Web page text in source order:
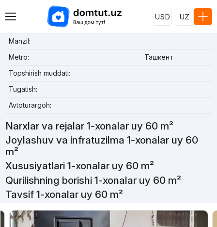
USD UZ
Manzil:
Metro:
Ташкент
Topshirish muddati:
Tugatish:
Avtoturargoh:
Narxlar va rejalar 1-xonalar uy 60 m²
Joylashuv va infratuzilma 1-xonalar uy 60
m²
Xususiyatlari 1-xonalar uy 60 m²
Qurilishning borishi 1-xonalar uy 60 m²
Tavsif 1-xonalar uy 60 m²